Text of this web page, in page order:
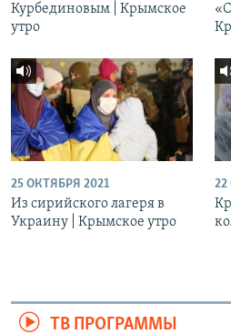
Курбединовым | Крымское
утро
25 ОКТЯБРЯ 2021
Из сирийского лагеря в
Украину | Крымское утро
22
ТВ ПРОГРАММЫ